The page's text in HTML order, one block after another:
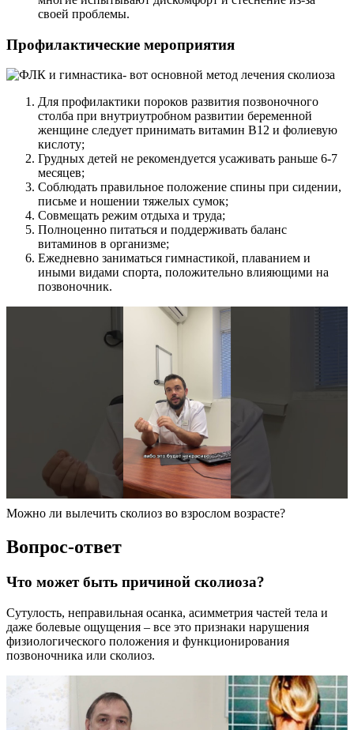
своей проблемы.
Профилактические мероприятия
Для профилактики пороков развития позвоночного
столба при внутриутробном развитии беременной
женщине следует принимать витамин В12 и фолиевую
кислоту;
Грудных детей не рекомендуется усаживать раньше 6-7
месяцев;
Соблюдать правильное положение спины при сидении,
письме и ношении тяжелых сумок;
Совмещать режим отдыха и труда;
Полноценно питаться и поддерживать баланс
витаминов в организме;
Ежедневно заниматься гимнастикой, плаванием и
иными видами спорта, положительно влияющими на
позвоночник.
Можно ли вылечить сколиоз во взрослом возрасте?
Вопрос-ответ
Что может быть причиной сколиоза?
Сутулость, неправильная осанка, асимметрия частей тела и
даже болевые ощущения – все это признаки нарушения
физиологического положения и функционирования
позвоночника или сколиоз.